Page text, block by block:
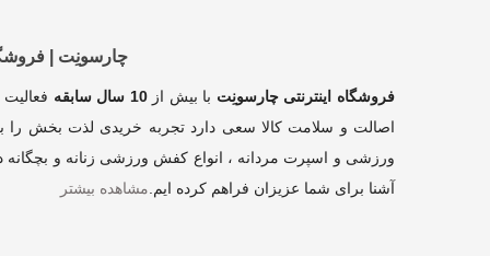
چارسونِت |
فروشگاه اینترنتی چارسونِت با بیش از10 سال سابقه
اصالت و سلامت کالا سعی دارد تجربه خریدی لذت بخش را
ورزشی و اسپرت مردانه ، انواع کفش ورزشی زنانه و بچگانه
آشنا برای شما عزیزان فراهم کرده ایم مشاهده بیشتر